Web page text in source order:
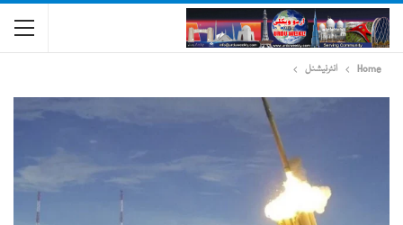
Home انٹرنیشنل